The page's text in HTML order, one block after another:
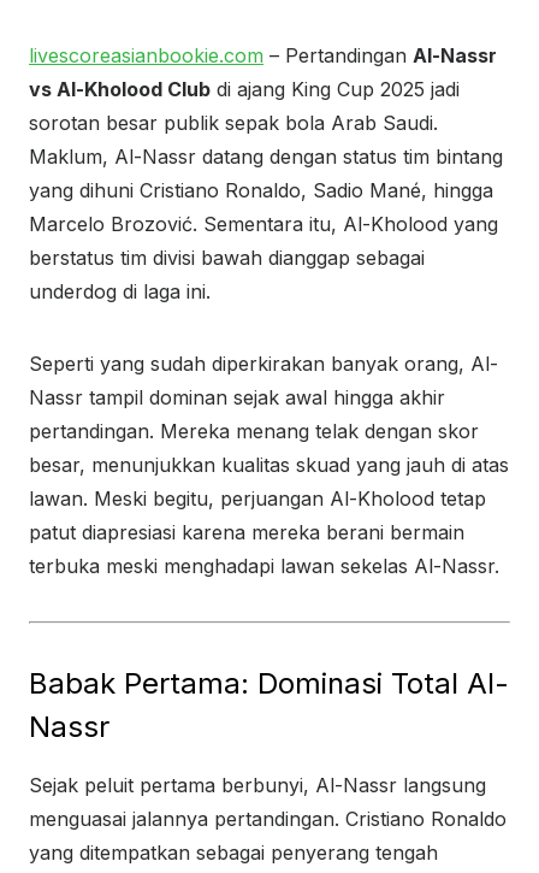
livescoreasianbookie.com – Pertandingan Al-Nassr
vs Al-Kholood Club di ajang King Cup 2025 jadi
sorotan besar publik sepak bola Arab Saudi.
Maklum, Al-Nassr datang dengan status tim bintang
yang dihuni Cristiano Ronaldo, Sadio Mané, hingga
Marcelo Brozović. Sementara itu, Al-Kholood yang
berstatus tim divisi bawah dianggap sebagai
underdog di laga ini.
Seperti yang sudah diperkirakan banyak orang, Al-
Nassr tampil dominan sejak awal hingga akhir
pertandingan. Mereka menang telak dengan skor
besar, menunjukkan kualitas skuad yang jauh di atas
lawan. Meski begitu, perjuangan Al-Kholood tetap
patut diapresiasi karena mereka berani bermain
terbuka meski menghadapi lawan sekelas Al-Nassr.
Babak Pertama: Dominasi Total Al-
Nassr
Sejak peluit pertama berbunyi, Al-Nassr langsung
menguasai jalannya pertandingan. Cristiano Ronaldo
yang ditempatkan sebagai penyerang tengah